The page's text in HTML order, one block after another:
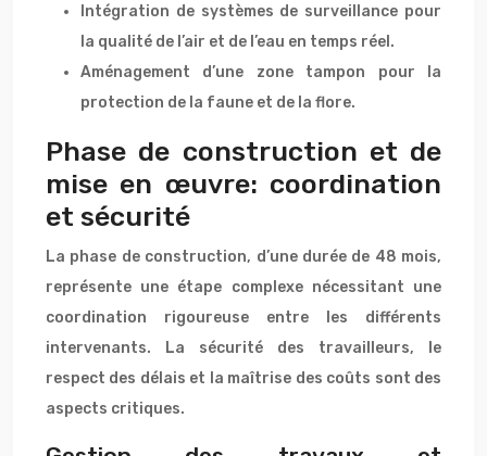
Intégration de systèmes de surveillance pour
la qualité de l’air et de l’eau en temps réel.
Aménagement d’une zone tampon pour la
protection de la faune et de la flore.
Phase de construction et de
mise en œuvre: coordination
et sécurité
La phase de construction, d’une durée de 48 mois,
représente une étape complexe nécessitant une
coordination rigoureuse entre les différents
intervenants. La sécurité des travailleurs, le
respect des délais et la maîtrise des coûts sont des
aspects critiques.